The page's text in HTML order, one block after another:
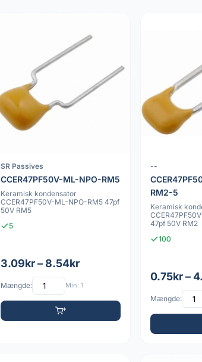
SR Passives
CCER47PF50V-ML-NPO-RM5
Keramisk kondensator
CCER47PF50V-ML-NPO-RM5 47pf
50V RM5
5
3.09kr – 8.54kr
Mængde: Min: 1
--
RM2-5
Keramisk
47pf 50V RM2
100
0.75kr –
Mængde: